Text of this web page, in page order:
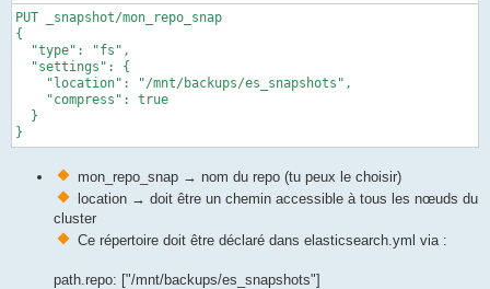
PUT _snapshot/mon_repo_snap
{
  "type": "fs",
  "settings": {
    "location": "/mnt/backups/es_snapshots",
    "compress": true
  }
}
mon_repo_snap → nom du repo (tu peux le choisir)
location → doit être un chemin accessible à tous les nœuds du
cluster
Ce répertoire doit être déclaré dans elasticsearch.yml via :
path.repo: ["/mnt/backups/es_snapshots"]